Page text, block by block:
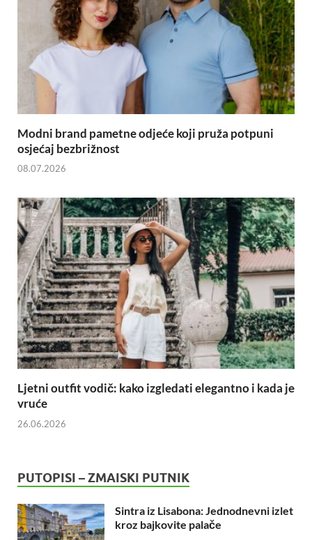
Modni brand pametne odjeće koji pruža potpuni
osjećaj bezbrižnost
08.07.2026
Ljetni outfit vodič: kako izgledati elegantno i kada je
vruće
26.06.2026
PUTOPISI – ZMAISKI PUTNIK
Sintra iz Lisabona: Jednodnevni izlet
kroz bajkovite palače